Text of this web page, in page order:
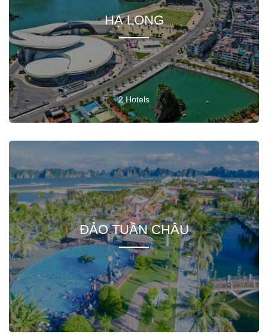
HẠ LONG
2 Hotels
ĐẢO TUẦN CHÂU